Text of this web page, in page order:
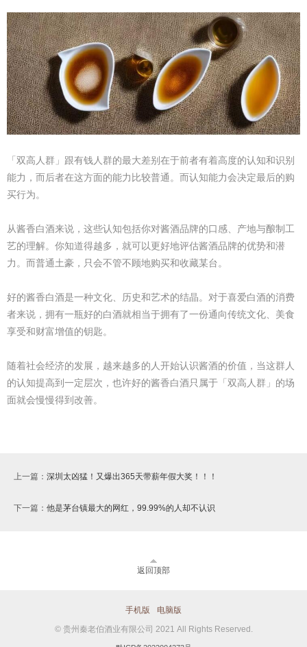
「双高人群」跟有钱人群的最大差别在于前者有着高度的认知和识别
能力，而后者在这方面的能力比较普通。而认知能力会决定最后的购
买行为。
从酱香白酒来说，这些认知包括你对酱酒品牌的口感、产地与酿制工
艺的理解。你知道得越多，就可以更好地评估酱酒品牌的优势和潜
力。而普通土豪，只会不管不顾地购买和收藏某台。
好的酱香白酒是一种文化、历史和艺术的结晶。对于喜爱白酒的消费
者来说，拥有一瓶好的白酒就相当于拥有了一份通向传统文化、美食
享受和财富增值的钥匙。
随着社会经济的发展，越来越多的人开始认识酱酒的价值，当这群人
的认知提高到一定层次，也许好的酱香白酒只属于「双高人群」的场
面就会慢慢得到改善。
上一篇： 深圳太凶猛！又爆出365天带薪年假大奖！！！
下一篇： 他是茅台镇最大的网红，99.99%的人却不认识
返回顶部
手机版
电脑版
© 贵州秦老伯酒业有限公司 2021 All Rights Reserved.